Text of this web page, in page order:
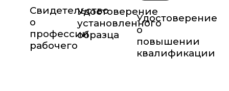
Свидетельство
о
профессии
рабочего
Удостоверение
установленного
образца
Удостоверение
о
повышении
квалификации